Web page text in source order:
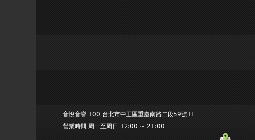
音悅音響 100 台北市中正區重慶南路二段59號1F
營業時間 周一至周日 12:00 ~ 21:00